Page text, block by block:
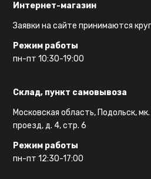
Интернет-магазин
Заявки на сайте принимаются
Режим работы
пн-пт 10:30-19:00
Склад, пункт самовывоза
Московская область, Подольск,
проезд, д. 4, стр. 6
Режим работы
пн-пт 12:30-17:00